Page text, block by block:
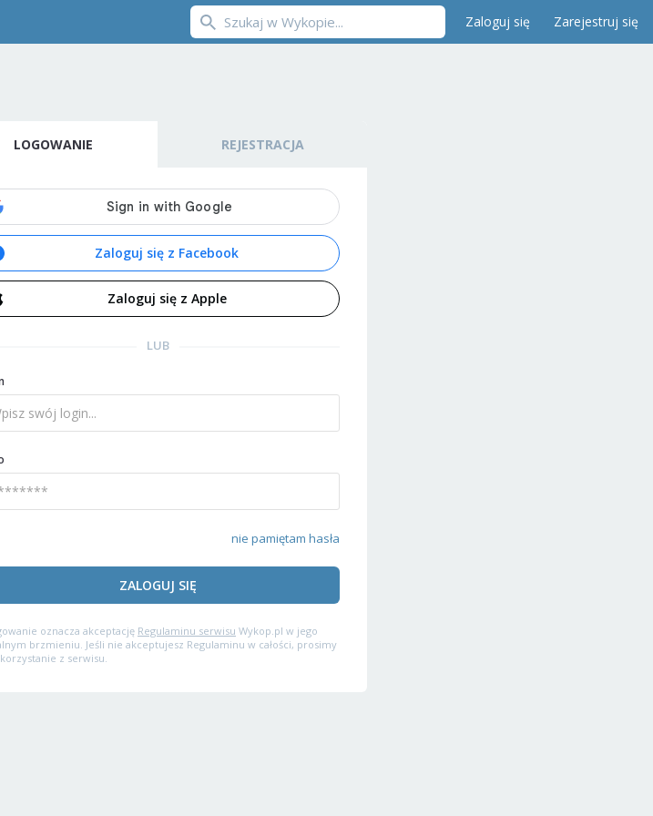
Zaloguj się Zarejestruj się
LOGOWANIE REJESTRACJA
Zaloguj się z Facebook
Zaloguj się z Apple
LUB
nie pamiętam hasła
ZALOGUJ SIĘ
oznacza akceptację Regulaminu serwisu Wykop.pl w jego
brzmieniu. Jeśli nie akceptujesz Regulaminu w całości, prosimy
z serwisu.